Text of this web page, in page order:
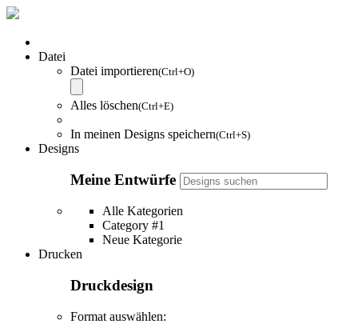
Datei
Datei importieren(Ctrl+O)
Alles löschen(Ctrl+E)
In meinen Designs speichern(Ctrl+S)
Designs
Meine Entwürfe
Alle Kategorien
Category #1
Neue Kategorie
Drucken
Druckdesign
Format auswählen: